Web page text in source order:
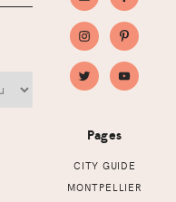
Pages
CITY GUIDE
MONTPELLIER